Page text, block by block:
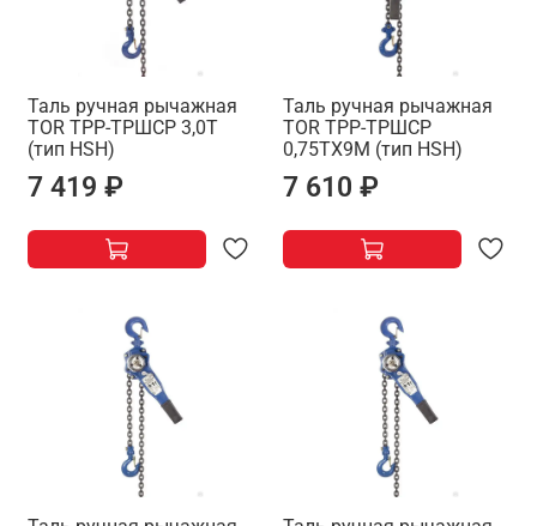
Таль ручная рычажная
TOR ТРР-ТРШСР 3,0Т
(тип HSH)
7 419 ₽
Таль ручная рычажная
TOR ТРР-ТРШСР
0,75ТХ9М (тип HSH)
7 610 ₽